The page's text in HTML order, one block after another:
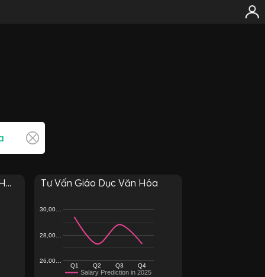
Tư Vấn Giáo Dục Văn Hóa
Salary Prediction in 2025
Q1 Q2 Q3 Q4
26,00…
28,00…
30,00…